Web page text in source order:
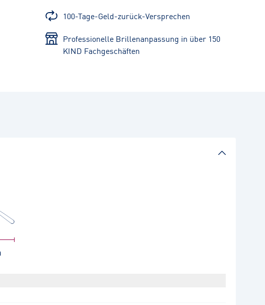
100-Tage-Geld-zurück-Versprechen
Professionelle Brillenanpassung in über 150
KIND Fachgeschäften